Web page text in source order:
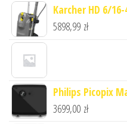
Karcher HD 6/
5898,99 zł
Philips Picopix
3699,00 zł